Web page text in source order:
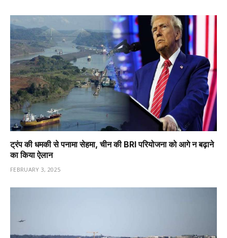
ट्रंप की धमकी से पनामा सेहमा, चीन की BRI परियोजना को आगे न बढ़ाने
का किया ऐलान
FEBRUARY 3, 2025